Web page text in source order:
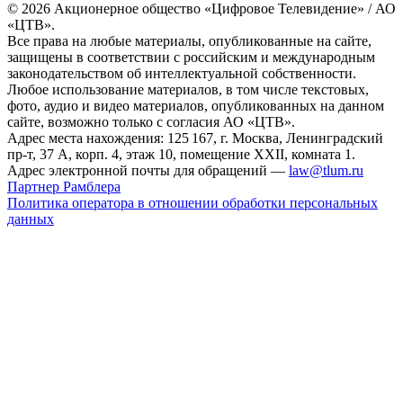
© 2026 Акционерное общество «Цифровое Телевидение» / АО
«ЦТВ».
Все права на любые материалы, опубликованные на сайте,
защищены в соответствии с российским и международным
законодательством об интеллектуальной собственности.
Любое использование материалов, в том числе текстовых,
фото, аудио и видео материалов, опубликованных на данном
сайте, возможно только с согласия АО «ЦТВ».
Адрес места нахождения: 125 167, г. Москва, Ленинградский
пр-т, 37 А, корп. 4, этаж 10, помещение XXII, комната 1.
Адрес электронной почты для обращений — law@tlum.ru
Партнер Рамблера
Политика оператора в отношении обработки персональных
данных